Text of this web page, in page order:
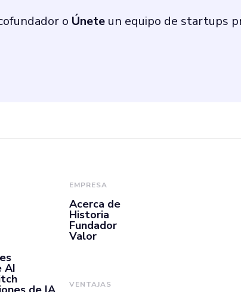
o Úneteun equipo de startups
AI
EMPRESA
Acerca de
Historia
Fundador
Valor
VENTAJAS